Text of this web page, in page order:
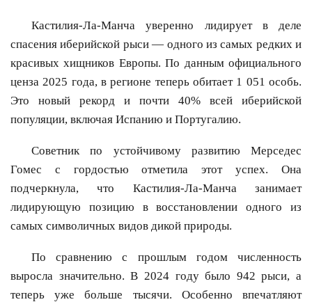
Кастилия-Ла-Манча уверенно лидирует в деле
спасения иберийской рыси — одного из самых редких и
красивых хищников Европы. По данным официального
ценза 2025 года, в регионе теперь обитает 1 051 особь.
Это новый рекорд и почти 40% всей иберийской
популяции, включая Испанию и Португалию.
Советник по устойчивому развитию Мерседес
Гомес с гордостью отметила этот успех. Она
подчеркнула, что Кастилия-Ла-Манча занимает
лидирующую позицию в восстановлении одного из
самых символичных видов дикой природы.
По сравнению с прошлым годом численность
выросла значительно. В 2024 году было 942 рыси, а
теперь уже больше тысячи. Особенно впечатляют